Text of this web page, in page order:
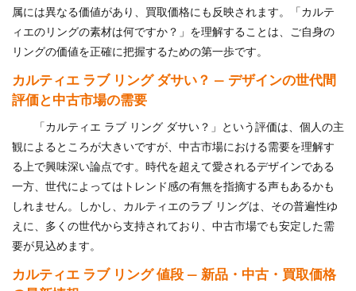
属には異なる価値があり、買取価格にも反映されます。「カルテ
ィエのリングの素材は何ですか？」を理解することは、ご自身の
リングの価値を正確に把握するための第一歩です。
カルティエ ラブ リング ダサい？ — デザインの世代間
評価と中古市場の需要
「カルティエ ラブ リング ダサい？」という評価は、個人の主
観によるところが大きいですが、中古市場における需要を理解す
る上で興味深い論点です。時代を超えて愛されるデザインである
一方、世代によってはトレンド感の有無を指摘する声もあるかも
しれません。しかし、カルティエのラブ リングは、その普遍性ゆ
えに、多くの世代から支持されており、中古市場でも安定した需
要が見込めます。
カルティエ ラブ リング 値段 — 新品・中古・買取価格